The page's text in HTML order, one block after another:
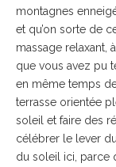
montagnes
et qu’on sorte de
massage relaxant,
que vous avez pu
en même temps
terrasse orientée
soleil et faire des
célébrer le lever
du soleil ici, parce